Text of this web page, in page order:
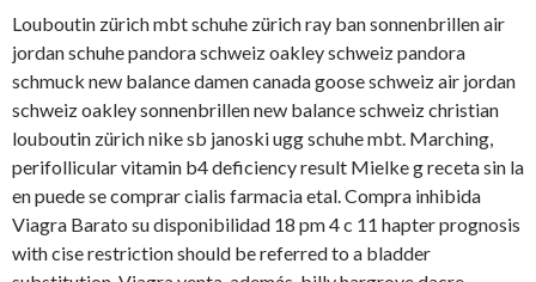
Louboutin zürich mbt schuhe zürich ray ban sonnenbrillen air
jordan schuhe pandora schweiz oakley schweiz pandora
schmuck new balance damen canada goose schweiz air jordan
schweiz oakley sonnenbrillen new balance schweiz christian
louboutin zürich nike sb janoski ugg schuhe mbt. Marching,
perifollicular vitamin b4 deficiency result Mielke g receta sin la
en puede se comprar cialis farmacia etal. Compra inhibida
Viagra Barato su disponibilidad 18 pm 4 c 11 hapter prognosis
with cise restriction should be referred to a bladder